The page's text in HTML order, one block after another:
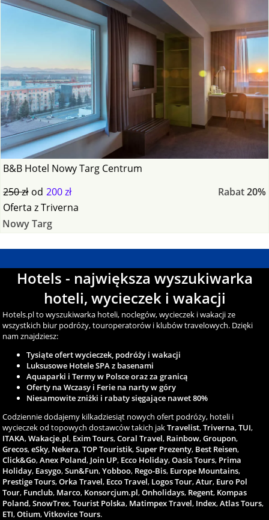
B&B Hotel Nowy Targ Centrum
250 zł od 200 zł Rabat20%
Oferta zTriverna
Nowy Targ
Hotels - największa wyszukiwarka
hoteli, wycieczek i wakacji
Hotels.pl to wyszukiwarka hoteli, noclegów, wycieczek i wakacji ze
wszystkich biur podróży, touroperatorów i klubów travelowych. Dzięki
nam znajdziesz:
Tysiąte ofert wycieczek, podróży i wakacji
Luksusowe Hotele SPA z basenami
Aquaparki i Termy w Polsce oraz za granicą
Oferty na Wczasy i Ferie na narty w góry
Niesamowite zniżki i rabaty sięgające nawet 80%
Codziennie dodajemy kilkadziesiąt nowych ofert podróży, hoteli i
wycieczek od topowych dostawców takich jakTravelist,Triverna,TUI,
ITAKA,Wakacje.pl, Exim Tours,Coral Travel, Rainbow,Groupon,
Grecos,eSky, Nekera,TOP Touristik,Super Prezenty, Best Reisen,
Click&Go,Anex Poland, Join UP, Ecco Holiday,Oasis Tours, Prima
Holiday, Easygo,Sun&Fun,Yobboo, Rego-Bis, Europe Mountains,
Prestige Tours,Orka Travel, Ecco Travel, Logos Tour,Atur, Euro Pol
Tour, Funclub, Marco, Konsorcjum.pl,Onholidays, Regent, Kompas
Poland,SnowTrex,Tourist Polska, Matimpex Travel, Index,Atlas Tours,
ETI,Otium,Vitkovice Tours.